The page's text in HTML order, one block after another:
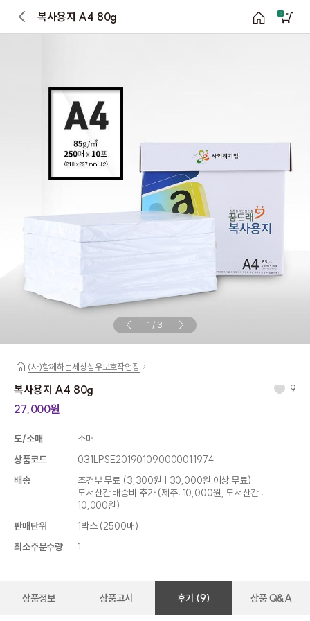
복사용지 A4 80g 0
1 / 3
(사)함께하는세상삼우보호작업장
복사용지 A4 80g 9
27,000원
도/소매
소매
상품코드
031LPSE201901090000011974
배송
조건부 무료 (3,300원 | 30,000원 이상 무료)
도서산간 배송비 추가 (제주: 10,000원, 도서산간 :
10,000원)
판매단위
1박스 (2500매)
최소주문수량
1
상품정보 상품고시 후기 (9) 상품 Q&A